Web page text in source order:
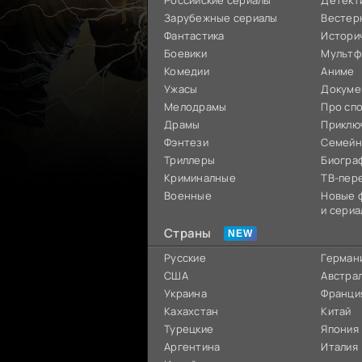
Зарубежные сериалы
Фантастика
Боевики
Комедии
Ужасы
Мелодрамы
Драмы
Фэнтези
Триллеры
Криминалные
Военные
Аниме
Про
ТВ-
Новые
и
Страны
Русские
США
Украина
Кахахстан
Турецкие
Аргентина
Китай
Япония
Италия